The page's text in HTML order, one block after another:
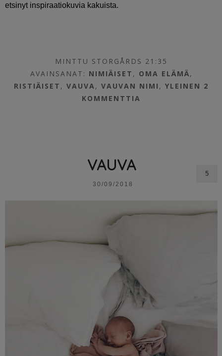
etsinyt inspiraatiokuvia kakuista.
MINTTU STORGÅRDS 21:35
AVAINSANAT: NIMIÄISET , OMA ELÄMÄ,
RISTIÄISET ,VAUVA ,VAUVAN NIMI ,YLEINEN 2
KOMMENTTIA
VAUVA
30/09/2018
5